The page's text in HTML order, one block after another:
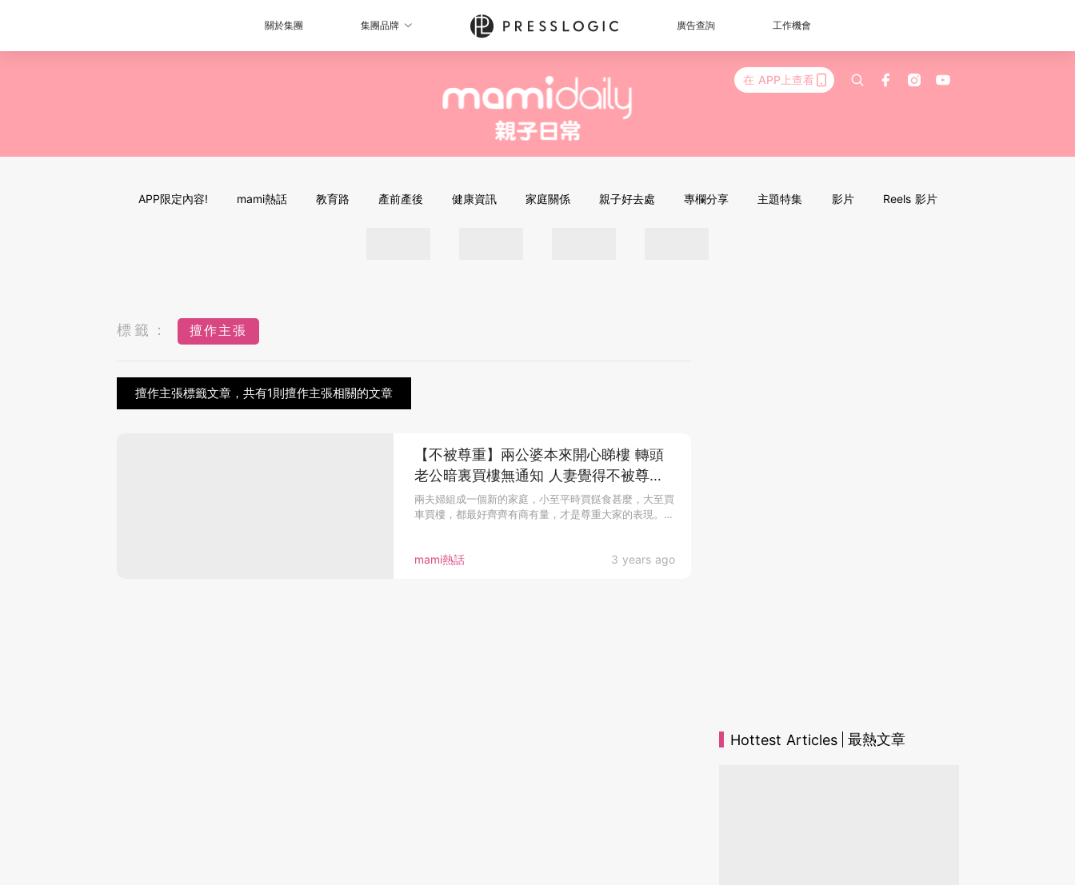
關於集團 集團品牌 廣告查詢 工作機會
在 APP上查看
APP限定內容! mami熱話 教育路 產前產後 健康資訊 家庭關係 親子好去處 專欄分享 主題特集 影片 Reels 影片
標籤： 擅作主張
擅作主張標籤文章，共有1則擅作主張相關的文章
mami熱話 3 years ago
【不被尊重】兩公婆本來開心睇樓 轉頭
老公暗裏買樓無通知 人妻覺得不被尊
重：以後唔知點行落去！
兩夫婦組成一個新的家庭，小至平時買餸食甚麼，大至買
車買樓，都最好齊齊有商有量，才是尊重大家的表現。
Hottest Articles 最熱文章